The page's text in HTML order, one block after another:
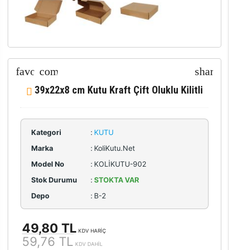
39x22x8 cm Kutu Kraft Çift Oluklu Kilitli
Kategori : KUTU
Marka
: KoliKutu.Net
Model No
: KOLİKUTU-902
Stok Durumu
: STOKTA VAR
Depo
: B-2
49,80 TL KDV HARİÇ
59,76 TL KDV DAHİL